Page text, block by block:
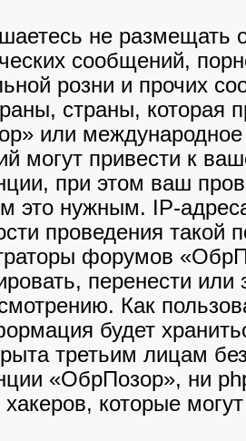
не размещать
сообщений,
розни и прочих
страны, которая
или
могут привести к
при этом ваш
это нужным. IP-
проведения такой
форумов
перенести
Как
будет
третьим лицам
«ОбрПозор», ни
которые